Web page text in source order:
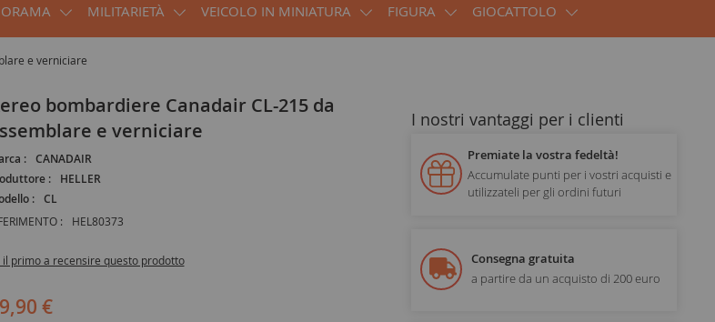
MILITARIETÀ VEICOLO IN MINIATURA FIGURA GIOCATTOLO
e verniciare
e verniciare
:
CANADAIR
:
HELLER
:
CL
: HEL80373
il primo a recensire questo prodotto
€
I nostri vantaggi per i clienti
Premiate la vostra fedeltà!
Accumulate punti per i vostri acquisti e
utilizzateli per gli ordini futuri
Consegna gratuita
a partire da un acquisto di 200 euro